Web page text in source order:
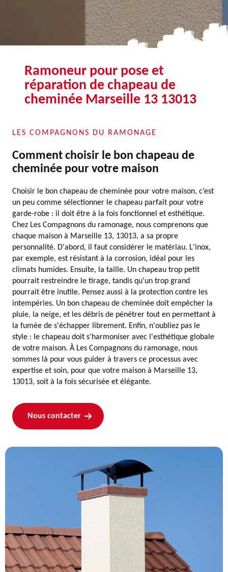
Ramoneur pour pose et
réparation de chapeau de
cheminée Marseille 13 13013
LES COMPAGNONS DU RAMONAGE
Comment choisir le bon chapeau de
cheminée pour votre maison
Choisir le bon chapeau de cheminée pour votre maison, c’est
un peu comme sélectionner le chapeau parfait pour votre
garde-robe : il doit être à la fois fonctionnel et esthétique.
Chez Les Compagnons du ramonage, nous comprenons que
chaque maison à Marseille 13, 13013, a sa propre
personnalité. D'abord, il faut considérer le matériau. L'inox,
par exemple, est résistant à la corrosion, idéal pour les
climats humides. Ensuite, la taille. Un chapeau trop petit
pourrait restreindre le tirage, tandis qu'un trop grand
pourrait être inutile. Pensez aussi à la protection contre les
intempéries. Un bon chapeau de cheminée doit empêcher la
pluie, la neige, et les débris de pénétrer tout en permettant à
la fumée de s'échapper librement. Enfin, n'oubliez pas le
style : le chapeau doit s'harmoniser avec l'esthétique globale
de votre maison. À Les Compagnons du ramonage, nous
sommes là pour vous guider à travers ce processus avec
expertise et soin, pour que votre maison à Marseille 13,
13013, soit à la fois sécurisée et élégante.
Nous contacter